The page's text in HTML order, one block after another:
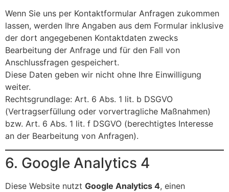
Wenn Sie uns per Kontaktformular Anfragen zukommen
lassen, werden Ihre Angaben aus dem Formular inklusive
der dort angegebenen Kontaktdaten zwecks
Bearbeitung der Anfrage und für den Fall von
Anschlussfragen gespeichert.
Diese Daten geben wir nicht ohne Ihre Einwilligung
weiter.
Rechtsgrundlage: Art. 6 Abs. 1 lit. b DSGVO
(Vertragserfüllung oder vorvertragliche Maßnahmen)
bzw. Art. 6 Abs. 1 lit. f DSGVO (berechtigtes Interesse
an der Bearbeitung von Anfragen).
6. Google Analytics 4
Diese Website nutzt Google Analytics 4, einen